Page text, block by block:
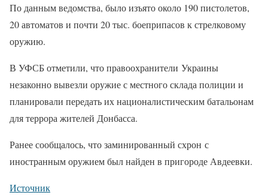
По данным ведомства, было изъято около 190 пистолетов,
20 автоматов и почти 20 тыс. боеприпасов к стрелковому
оружию.
В УФСБ отметили, что правоохранители Украины
незаконно вывезли оружие с местного склада полиции и
планировали передать их националистическим батальонам
для террора жителей Донбасса.
Ранее сообщалось, что заминированный схрон с
иностранным оружием был найден в пригороде Авдеевки.
Источник